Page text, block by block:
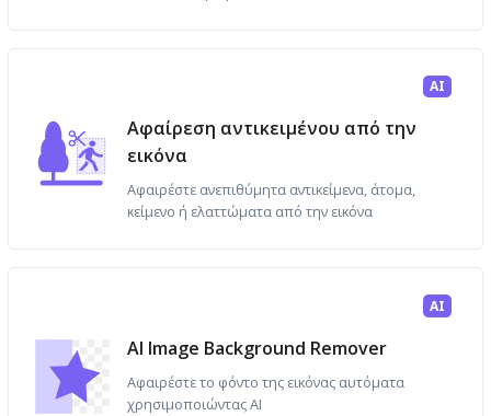
AI
Αφαίρεση αντικειμένου από την
εικόνα
Αφαιρέστε ανεπιθύμητα αντικείμενα, άτομα,
κείμενο ή ελαττώματα από την εικόνα
AI
AI Image Background Remover
Αφαιρέστε το φόντο της εικόνας αυτόματα
χρησιμοποιώντας AI